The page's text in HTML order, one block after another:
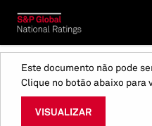
Este documento não pode
Clique no botão abaixo para
VISUALIZAR